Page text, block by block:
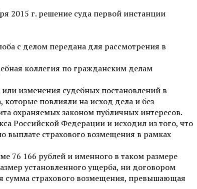
2015 г. решение суда первой инстанции
с делом передана для рассмотрения в
коллегия по гражданским делам
изменения судебных постановлений в
повлияли на исход дела и без
охраняемых законом публичных интересов.
Российской Федерации и исходил из того, что
выплате страхового возмещения в рамках
76 166 рублей и именного в таком размере
установленного ущерба, ни договором
сумма страхового возмещения, превышающая